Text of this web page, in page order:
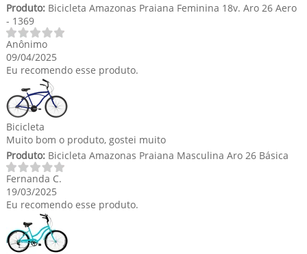
Produto:Bicicleta Amazonas Praiana Feminina 18v. Aro 26 Aero
- 1369
Anônimo
09/04/2025
Eu recomendo esse produto.
Bicicleta
Muito bom o produto, gostei muito
Produto:Bicicleta Amazonas Praiana Masculina Aro 26 Básica
Fernanda C.
19/03/2025
Eu recomendo esse produto.